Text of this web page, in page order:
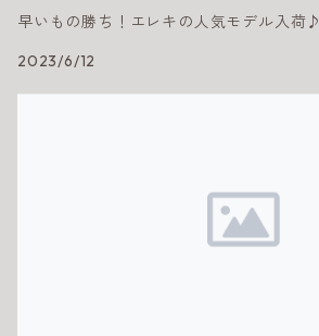
早いもの勝ち！エレキの人気モデル入荷♪
2023/6/12